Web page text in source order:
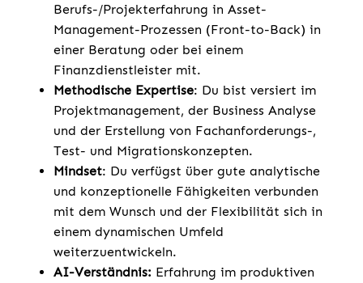
Berufs-/Projekterfahrung in Asset-
Management-Prozessen (Front-to-Back) in
einer Beratung oder bei einem
Finanzdienstleister mit.
Methodische Expertise: Du bist versiert im
Projektmanagement, der Business Analyse
und der Erstellung von Fachanforderungs-,
Test- und Migrationskonzepten.
Mindset: Du verfügst über gute analytische
und konzeptionelle Fähigkeiten verbunden
mit dem Wunsch und der Flexibilität sich in
einem dynamischen Umfeld
weiterzuentwickeln.
AI-Verständnis: Erfahrung im produktiven